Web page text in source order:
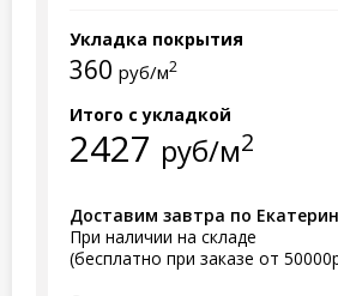
Укладка покрытия
360 руб/м2
Итого с укладкой
2427 руб/м2
Доставим завтра по
При наличии на складе
(бесплатно при заказе от